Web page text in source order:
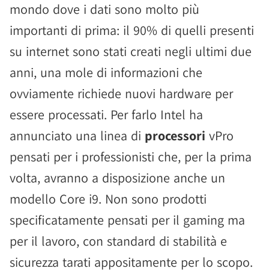
mondo dove i dati sono molto più
importanti di prima: il 90% di quelli presenti
su internet sono stati creati negli ultimi due
anni, una mole di informazioni che
ovviamente richiede nuovi hardware per
essere processati. Per farlo Intel ha
annunciato una linea di processori vPro
pensati per i professionisti che, per la prima
volta, avranno a disposizione anche un
modello Core i9. Non sono prodotti
specificatamente pensati per il gaming ma
per il lavoro, con standard di stabilità e
sicurezza tarati appositamente per lo scopo.